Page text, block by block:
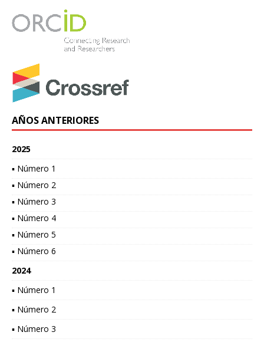
AÑOS ANTERIORES
2025
▪ Número 1
▪ Número 2
▪ Número 3
▪ Número 4
▪ Número 5
▪ Número 6
2024
▪ Número 1
▪ Número 2
▪ Número 3